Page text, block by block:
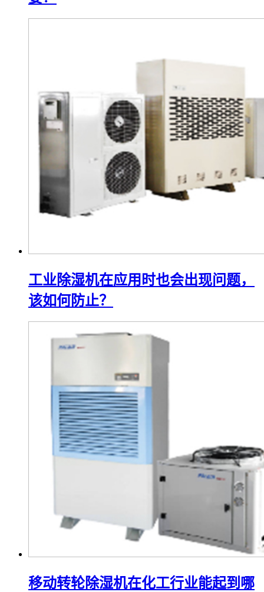
工业除湿机在应用时也会出现问题，
该如何防止？
移动转轮除湿机在化工行业能起到哪